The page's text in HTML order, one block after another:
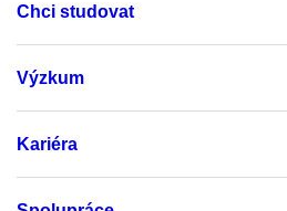
Chci studovat
Výzkum
Kariéra